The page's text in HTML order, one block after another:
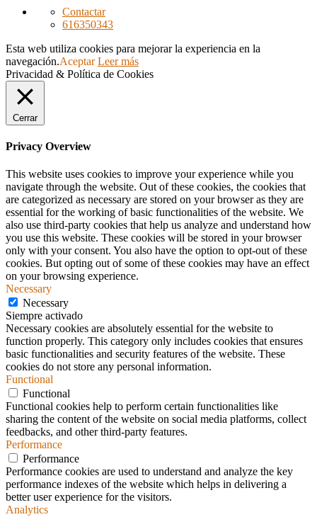
Contactar
616350343
Esta web utiliza cookies para mejorar la experiencia en la
navegación.Aceptar Leer más
Privacidad & Política de Cookies
Cerrar
Privacy Overview
This website uses cookies to improve your experience while you
navigate through the website. Out of these cookies, the cookies that
are categorized as necessary are stored on your browser as they are
essential for the working of basic functionalities of the website. We
also use third-party cookies that help us analyze and understand how
you use this website. These cookies will be stored in your browser
only with your consent. You also have the option to opt-out of these
cookies. But opting out of some of these cookies may have an effect
on your browsing experience.
Necessary
Necessary
Siempre activado
Necessary cookies are absolutely essential for the website to
function properly. This category only includes cookies that ensures
basic functionalities and security features of the website. These
cookies do not store any personal information.
Functional
Functional
Functional cookies help to perform certain functionalities like
sharing the content of the website on social media platforms, collect
feedbacks, and other third-party features.
Performance
Performance
Performance cookies are used to understand and analyze the key
performance indexes of the website which helps in delivering a
better user experience for the visitors.
Analytics